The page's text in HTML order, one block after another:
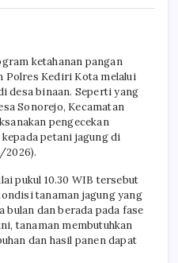
ketahanan pangan
Polres Kediri Kota melalui
desa binaan. Seperti yang
Sonorejo, Kecamatan
pengecekan
petani jagung di
2026).
pukul 10.30 WIB tersebut
tanaman jagung yang
bulan dan berada pada fase
tanaman membutuhkan
dan hasil panen dapat